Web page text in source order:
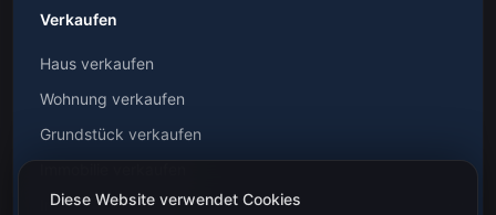
Verkaufen
Haus verkaufen
Wohnung verkaufen
Grundstück verkaufen
Immobilienmarkt
Diese Website verwendet Cookies